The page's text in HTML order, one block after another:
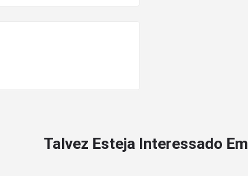
Talvez Esteja Interessado Em